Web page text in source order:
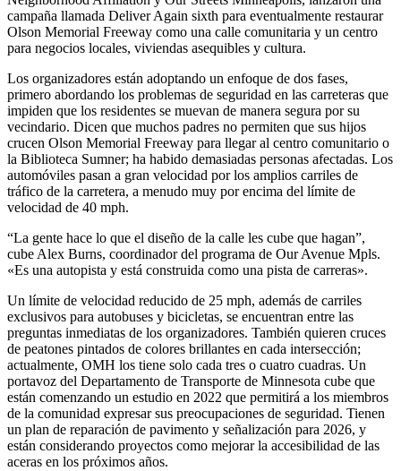
campaña llamada Deliver Again sixth para eventualmente restaurar
Olson Memorial Freeway como una calle comunitaria y un centro
para negocios locales, viviendas asequibles y cultura.
Los organizadores están adoptando un enfoque de dos fases,
primero abordando los problemas de seguridad en las carreteras que
impiden que los residentes se muevan de manera segura por su
vecindario. Dicen que muchos padres no permiten que sus hijos
crucen Olson Memorial Freeway para llegar al centro comunitario o
la Biblioteca Sumner; ha habido demasiadas personas afectadas. Los
automóviles pasan a gran velocidad por los amplios carriles de
tráfico de la carretera, a menudo muy por encima del límite de
velocidad de 40 mph.
“La gente hace lo que el diseño de la calle les cube que hagan”,
cube Alex Burns, coordinador del programa de Our Avenue Mpls.
«Es una autopista y está construida como una pista de carreras».
Un límite de velocidad reducido de 25 mph, además de carriles
exclusivos para autobuses y bicicletas, se encuentran entre las
preguntas inmediatas de los organizadores. También quieren cruces
de peatones pintados de colores brillantes en cada intersección;
actualmente, OMH los tiene solo cada tres o cuatro cuadras. Un
portavoz del Departamento de Transporte de Minnesota cube que
están comenzando un estudio en 2022 que permitirá a los miembros
de la comunidad expresar sus preocupaciones de seguridad. Tienen
un plan de reparación de pavimento y señalización para 2026, y
están considerando proyectos como mejorar la accesibilidad de las
aceras en los próximos años.